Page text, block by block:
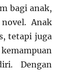
bagi anak,
Anak
tetapi juga
Dengan